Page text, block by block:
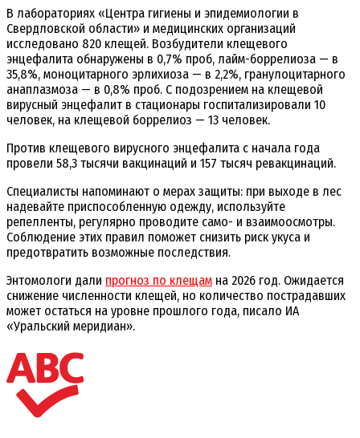
В лабораториях «Центра гигиены и эпидемиологии в
Свердловской области» и медицинских организаций
исследовано 820 клещей. Возбудители клещевого
энцефалита обнаружены в 0,7% проб, лайм-боррелиоза — в
35,8%, моноцитарного эрлихиоза — в 2,2%, гранулоцитарного
анаплазмоза — в 0,8% проб. С подозрением на клещевой
вирусный энцефалит в стационары госпитализировали 10
человек, на клещевой боррелиоз — 13 человек.
Против клещевого вирусного энцефалита с начала года
провели 58,3 тысячи вакцинаций и 157 тысяч ревакцинаций.
Специалисты напоминают о мерах защиты: при выходе в лес
надевайте приспособленную одежду, используйте
репелленты, регулярно проводите само- и взаимоосмотры.
Соблюдение этих правил поможет снизить риск укуса и
предотвратить возможные последствия.
Энтомологи дали прогноз по клещам на 2026 год. Ожидается
снижение численности клещей, но количество пострадавших
может остаться на уровне прошлого года, писало ИА
«Уральский меридиан».